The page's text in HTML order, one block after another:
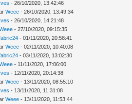
Ives - 26/10/2020, 13:42:46
Weee - 26/10/2020, 13:49:34
Ives - 26/10/2020, 14:21:48
- 27/10/2020, 09:15:35
- 01/11/2020, 20:58:41
Weee - 02/11/2020, 10:40:08
- 03/11/2020, 13:02:30
- 11/11/2020, 17:06:00
Ives - 12/11/2020, 20:14:38
Weee - 13/11/2020, 08:55:10
Ives - 13/11/2020, 11:31:08
Weee - 13/11/2020, 11:53:44